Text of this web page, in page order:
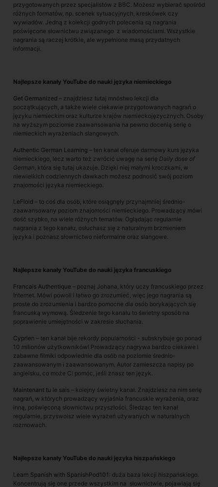
przygotowanych przez specjalistów z BBC. Możesz wybierać spośród
różnych formatów, np. scenek sytuacyjnych, kreskówek czy
wywiadów. Jedną z kolekcji godnych polecenia są nagrania
poświęcone słownictwu związanego z wiadomościami. Wszystkie
nagrania są raczej krótkie, ale wypełnione masą przydatnych
informacji.
Najlepsze kanały YouTube do nauki języka niemieckiego
Get Germanized – znajdziesz tutaj mnóstwo lekcji dla
początkujących, a także wiele ciekawie przygotowanych nagrań o
języku niemieckim oraz kulturze krajów niemieckojęzycznych. Osoby
na wyższym poziomie zaawansowania na pewno docenią serię o
niemieckich wyrażeniach slangowych.
Authentic German Learning – ten kanał oferuje darmowy kurs języka
niemieckiego, lecz warto też zwrócić uwagę na serię Daily dose of
German, która się tutaj ukazuje. Dzięki niej małymi kroczkami, w
niewielkich codziennych dawkach możesz podnosić swój poziom
znajomości języka niemieckiego.
LeFloid – to coś dla osób, które osiągnęły przynajmniej średnio-
zaawansowany poziom znajomości niemieckiego. Prowadzący mówi
dość szybko, na wiele różnych tematów. Oglądając regularnie
nagrania z tego kanału, osłuchasz się z naturalnym brzmieniem
języka i poznasz słownictwo nieformalne oraz slangowe.
Najlepsze kanały YouTube do nauki języka francuskiego
Francais Authentique – poznaj Johana, który uczy francuskiego przez
Internet. Mówi powoli i łatwo go zrozumieć, więc jego nagrania są
proste do zrozumienia i bardzo pomocne dla osób borykających się
francuską wymową. Śledzenie tego kanału to świetny sposób na
poprawienie umiejętności w zakresie słuchania.
Cyprien – ten kanał bije rekordy popularności - subskrybuje go ponad
10 milionów użytkowników! Prowadzący nagrywa bardzo ciekawe i
zabawne filmiki odpowiednie dla osób na poziomie średnio-
zaawansowanym i zaawansowanym. Autor zamieszcza napisy po
angielsku, co może Ci pomóc, jeśli znasz ten język.
Maintenant tu le sais – kolejny świetny kanał. Znajdziesz na nim serię
nagrań, w których prowadzący wyjaśnia francuskie wyrażenia, oraz
inną, poświęconą słownictwu przyszłości. Śledząc ten kanał
regularnie, przyswoisz wiele wyrażeń używanych w naturalnych
rozmowach.
Najlepsze kanały YouTube do nauki języka hiszpańskiego
Learn Spanish with SpanishPod101 : duża baza lekcji hiszpańskiego.
Koncentrują się one przede wszystkim na słownictwie, pojawiają się